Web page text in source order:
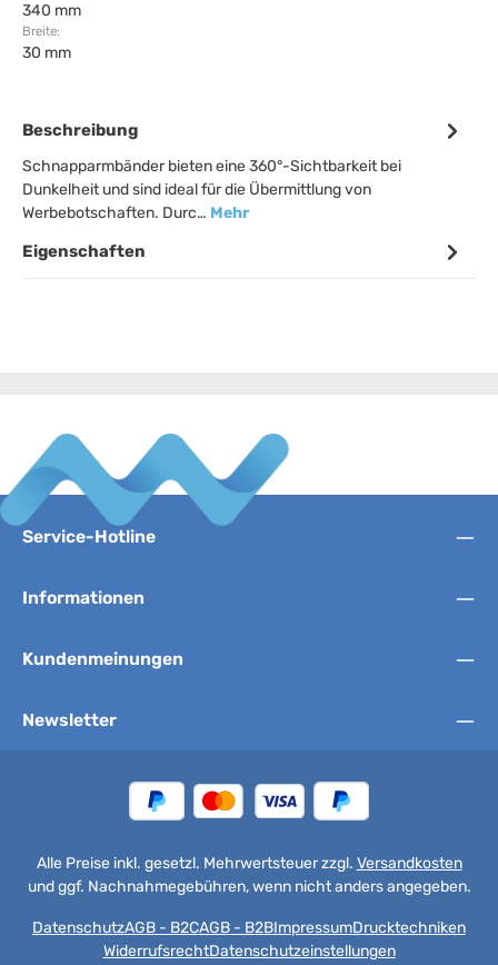
340 mm
Breite:
30 mm
Beschreibung
Schnapparmbänder bieten eine 360°-Sichtbarkeit bei
Dunkelheit und sind ideal für die Übermittlung von
Werbebotschaften. Durc… Mehr
Eigenschaften
Service-Hotline
Informationen
Kundenmeinungen
Newsletter
Alle Preise inkl. gesetzl. Mehrwertsteuer zzgl. Versandkosten
und ggf. Nachnahmegebühren, wenn nicht anders angegeben.
DatenschutzAGB - B2CAGB - B2BImpressumDrucktechniken
WiderrufsrechtDatenschutzeinstellungen